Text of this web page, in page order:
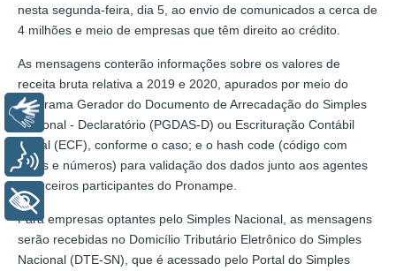
nesta segunda-feira, dia 5, ao envio de comunicados a cerca de
4 milhões e meio de empresas que têm direito ao crédito.
As mensagens conterão informações sobre os valores de
receita bruta relativa a 2019 e 2020, apurados por meio do
Programa Gerador do Documento de Arrecadação do Simples
Nacional - Declaratório (PGDAS-D) ou Escrituração Contábil
Fiscal (ECF), conforme o caso; e o hash code (código com
letras e números) para validação dos dados junto aos agentes
financeiros participantes do Pronampe.
Para empresas optantes pelo Simples Nacional, as mensagens
serão recebidas no Domicílio Tributário Eletrônico do Simples
Nacional (DTE-SN), que é acessado pelo Portal do Simples
Libras
Voz